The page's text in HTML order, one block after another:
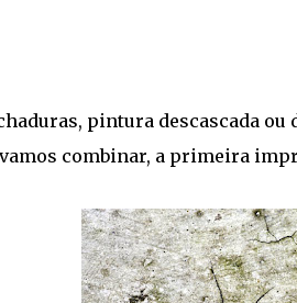
pintura descascada ou
combinar, a primeira